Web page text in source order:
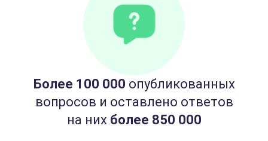
Более 100 000 опубликованных
вопросов и оставлено ответов
на них более 850 000